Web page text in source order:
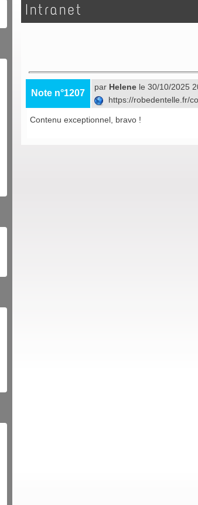
Intranet
Note n°1207
par Helene le 30/10/2025
https://robedentelle.fr/
Contenu exceptionnel, bravo !